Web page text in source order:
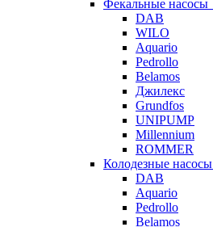
Фекальные насосы
DAB
WILO
Aquario
Pedrollo
Belamos
Джилекс
Grundfos
UNIPUMP
Millennium
ROMMER
Колодезные насосы
DAB
Aquario
Pedrollo
Belamos